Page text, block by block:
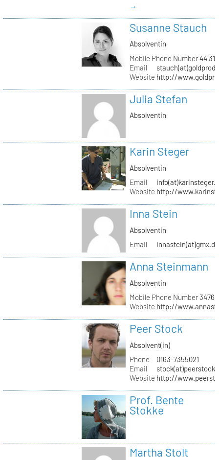
→
Susanne Stauch
Absolventin
Mobile Phone Number44 31
Email
Website http://
Julia Stefan
Absolventin
Karin Steger
Absolventin
Email
Website http://
Inna Stein
Absolventin
Email
innastein(at)gmx.de
Anna Steinmann
Absolventin
Mobile Phone Number
Website http://
Peer Stock
Absolvent(in)
Phone
0163-7355021
Email
Website http://
Prof. Bente
Stokke
Martha Stolt